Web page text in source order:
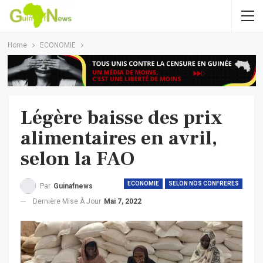
Home ECONOMIE
Légère baisse des prix
alimentaires en avril,
selon la FAO
ECONOMIE SELON NOS CONFRERES
Par Guinafnews
Dernière Mise À Jour Mai 7, 2022